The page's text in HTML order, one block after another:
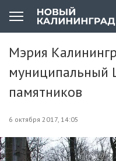
Мэрия
муниципальный
памятников
6 октября 2017, 14:05